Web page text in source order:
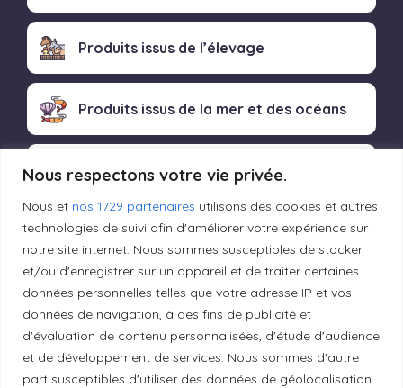
Nous respectons votre vie privée.
Nous et nos 1729 partenaires utilisons des cookies et autres
technologies de suivi afin d'améliorer votre expérience sur
notre site internet. Nous sommes susceptibles de stocker
et/ou d'enregistrer sur un appareil et de traiter certaines
données personnelles telles que votre adresse IP et vos
données de navigation, à des fins de publicité et
d'évaluation de contenu personnalisées, d'étude d'audience
et de développement de services. Nous sommes d'autre
part susceptibles d'utiliser des données de géolocalisation
Produits issus de l’élevage
Produits issus de la mer et des océans
Produits transformés artisanaux
Liens utiles
Mentions légales
Politique de confidentialité